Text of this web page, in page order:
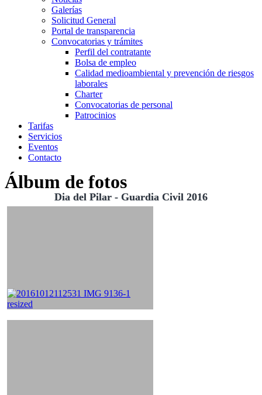
Galerías
Solicitud General
Portal de transparencia
Convocatorias y trámites
Perfil del contratante
Bolsa de empleo
Calidad medioambiental y prevención de riesgos
laborales
Charter
Convocatorias de personal
Patrocinios
Tarifas
Servicios
Eventos
Contacto
Álbum de fotos
Dia del Pilar - Guardia Civil 2016